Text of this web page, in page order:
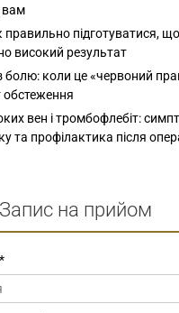
вам
правильно підготуватися,
високий результат
болю: коли це «червоний
вен і тромбофлебіт:
та профілактика після
Запис на прийом
*